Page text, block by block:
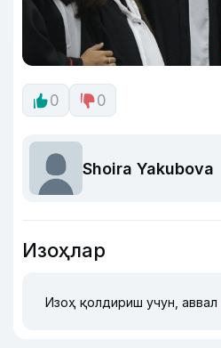
0 0
Shoira Yakubova
Изоҳлар
Изоҳ қолдириш учун, аввал